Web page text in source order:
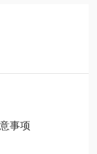
事项